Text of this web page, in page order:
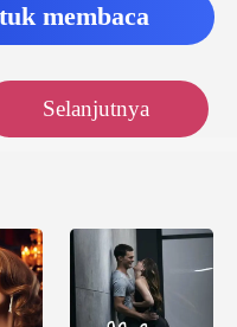
membaca
Selanjutnya